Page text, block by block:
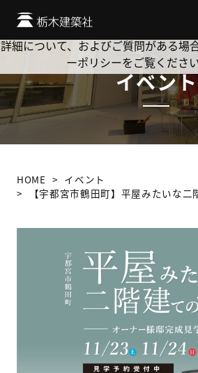
イベント
HOME
イベント
【宇都宮市鶴田町】平屋みたいな二
Cookie を使用して、お客様の活動を
か? 当社ではお客様のプライバシーを
詳細について、およびご質問がある場
ーポリシーをご覧ください